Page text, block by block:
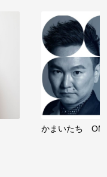
かまいたち